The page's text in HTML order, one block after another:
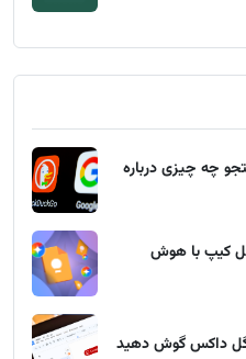
چه چیزی درباره
کیپ با هوش
داکس گوش دهید